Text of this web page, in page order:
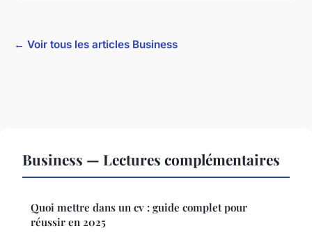
← Voir tous les articles Business
Business — Lectures complémentaires
Quoi mettre dans un cv : guide complet pour
réussir en 2025